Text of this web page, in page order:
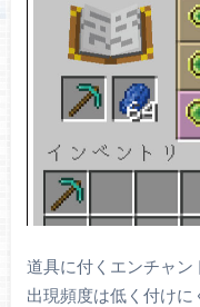
道具に付くエンチャン
出現頻度は低く付け